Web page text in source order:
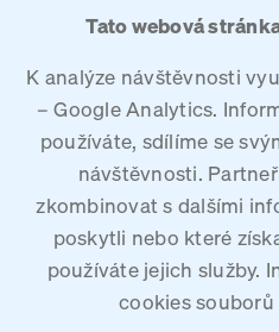
Tato webová
K analýze návštěvnosti
– Google Analytics.
používáte, sdílíme se
návštěvnosti.
zkombinovat s dalšími
poskytli nebo které
používáte jejich služby.
cookies souborů